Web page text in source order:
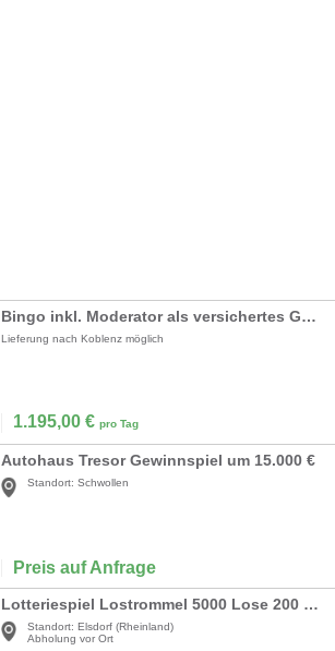
Bingo inkl. Moderator als versichertes Gewinnspiel
Lieferung nach Koblenz möglich
1.195,00 € pro Tag
Autohaus Tresor Gewinnspiel um 15.000 €
Standort: Schwollen
Preis auf Anfrage
Lotteriespiel Lostrommel 5000 Lose 200 Tombola-Kugeln Fassungsvermögen professioneller Los-Drehkäfig
Standort: Elsdorf (Rheinland)
Abholung vor Ort